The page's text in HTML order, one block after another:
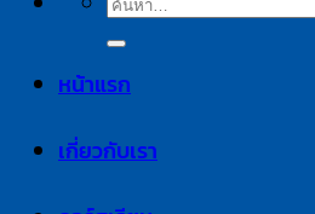
หน้าแรก
เกี่ยวกับเรา